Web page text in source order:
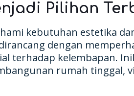
Pilihan
kebutuhan estetika
dengan
terhadap kelembapan.
rumah tinggal,